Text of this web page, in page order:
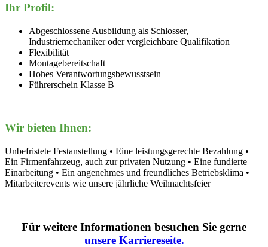
Ihr Profil:
Abgeschlossene Ausbildung als Schlosser,
Industriemechaniker oder vergleichbare Qualifikation
Flexibilität
Montagebereitschaft
Hohes Verantwortungsbewusstsein
Führerschein Klasse B
Wir bieten Ihnen:
Unbefristete Festanstellung • Eine leistungsgerechte Bezahlung •
Ein Firmenfahrzeug, auch zur privaten Nutzung • Eine fundierte
Einarbeitung • Ein angenehmes und freundliches Betriebsklima •
Mitarbeiterevents wie unsere jährliche Weihnachtsfeier
Für weitere Informationen besuchen Sie gerne
unsere Karriereseite.